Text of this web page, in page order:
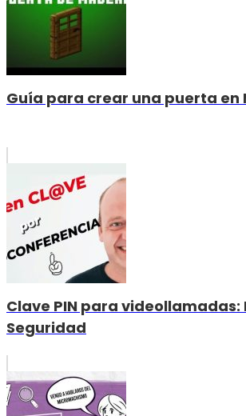
Guía para crear una puerta en
Clave PIN para videollamadas:
Seguridad